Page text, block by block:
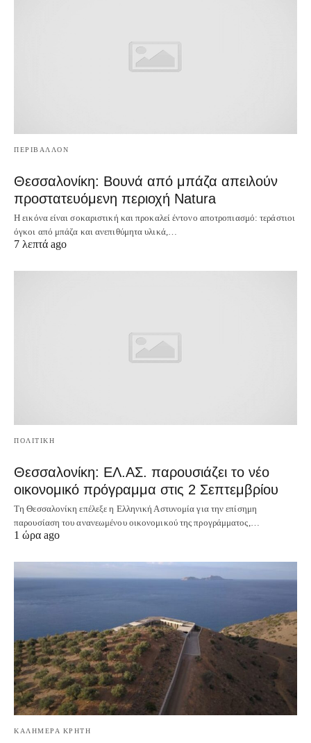
ΠΕΡΙΒΑΛΛΟΝ
Θεσσαλονίκη: Βουνά από μπάζα απειλούν
προστατευόμενη περιοχή Natura
Η εικόνα είναι σοκαριστική και προκαλεί έντονο αποτροπιασμό: τεράστιοι
όγκοι από μπάζα και ανεπιθύμητα υλικά,…
7 λεπτά ago
ΠΟΛΙΤΙΚΗ
Θεσσαλονίκη: ΕΛ.ΑΣ. παρουσιάζει το νέο
οικονομικό πρόγραμμα στις 2 Σεπτεμβρίου
Τη Θεσσαλονίκη επέλεξε η Ελληνική Αστυνομία για την επίσημη
παρουσίαση του ανανεωμένου οικονομικού της προγράμματος,…
1 ώρα ago
ΚΑΛΗΜΕΡΑ ΚΡΗΤΗ